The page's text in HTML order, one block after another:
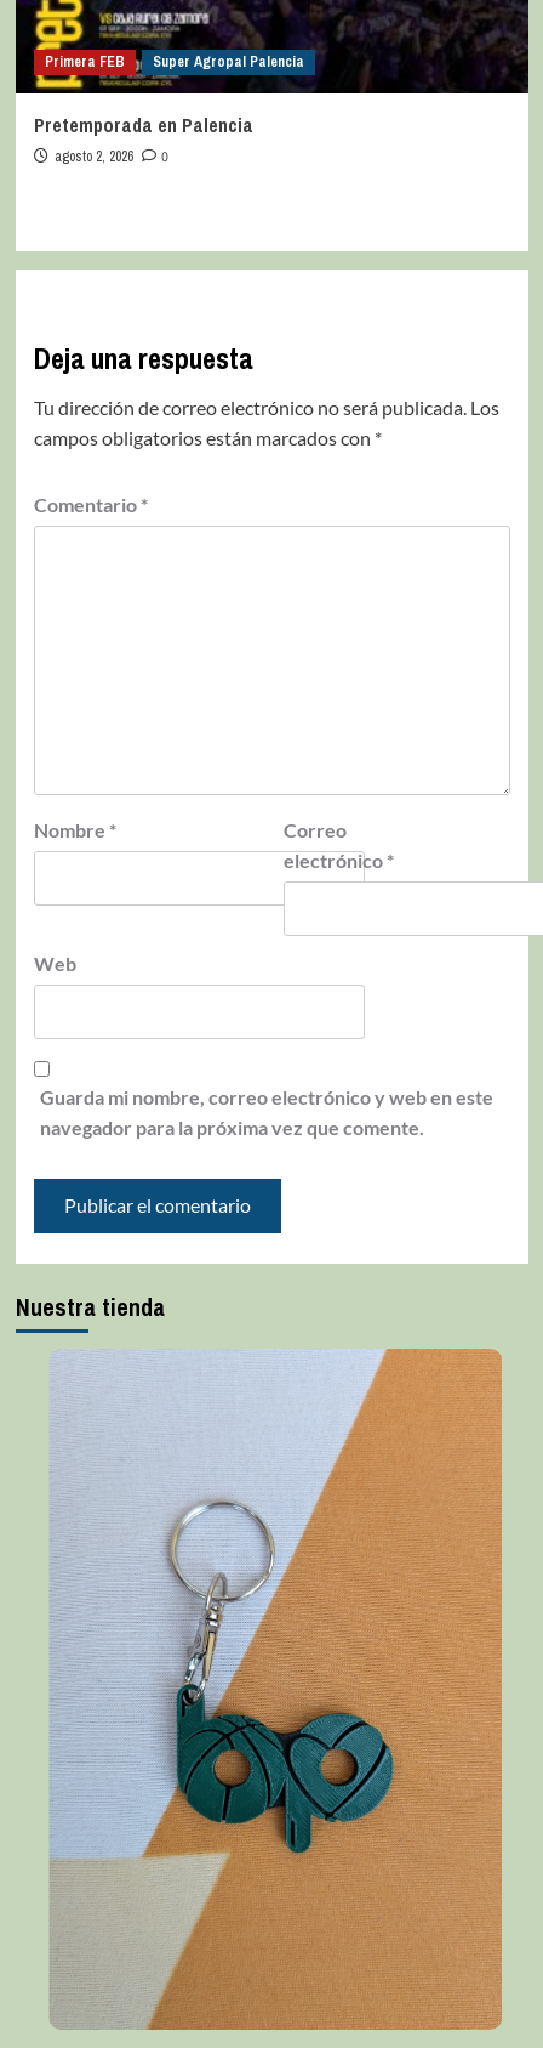
Primera FEB Super Agropal Palencia
Pretemporada en Palencia
agosto 2, 2026 0
Deja una respuesta
Tu dirección de correo electrónico no será publicada. Los
campos obligatorios están marcados con *
Comentario *
Nombre *
Correo
electrónico *
Web
Guarda mi nombre, correo electrónico y web en este
navegador para la próxima vez que comente.
Nuestra tienda